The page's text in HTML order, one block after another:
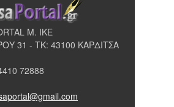
Μ. ΙΚΕ
31 - ΤΚ: 43100 ΚΑΡΔΙΤΣΑ
72888